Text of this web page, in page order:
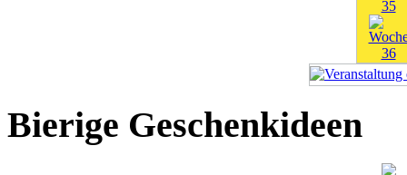
Bierige Geschenkideen